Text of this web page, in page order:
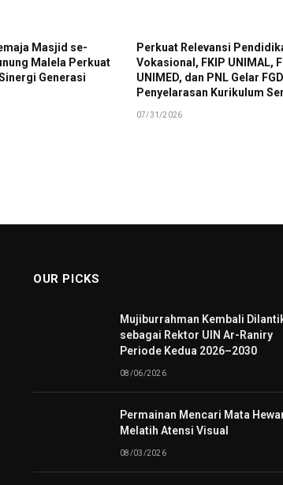
Masjid se-
Malela Perkuat
Generasi
Perkuat Relevansi
Vokasional, FKIP UNIMAL,
UNIMED, dan PNL Gelar FGD
Penyelarasan Kurikulum
07/31/2026
OUR PICKS
Mujiburrahman Kembali
sebagai Rektor UIN Ar-Raniry
Periode Kedua 2026–2030
08/06/2026
Permainan Mencari Mata
Melatih Atensi Visual
08/03/2026